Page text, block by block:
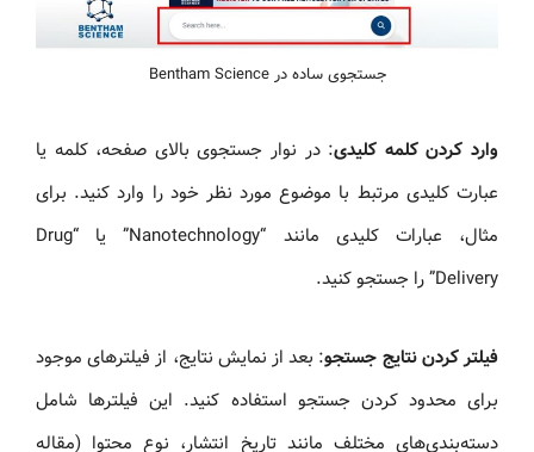
جستجوی ساده در Bentham Science
وارد کردن کلمه کلیدی: در نوار جستجوی بالای صفحه، کلمه یا
عبارت کلیدی مرتبط با موضوع مورد نظر خود را وارد کنید. برای
مثال، عبارات کلیدی مانند “Nanotechnology” یا “Drug
Delivery” را جستجو کنید.
فیلتر کردن نتایج جستجو: بعد از نمایش نتایج، از فیلترهای موجود
برای محدود کردن جستجو استفاده کنید. این فیلترها شامل
دسته‌بندی‌های مختلف مانند تاریخ انتشار، نوع محتوا (مقاله